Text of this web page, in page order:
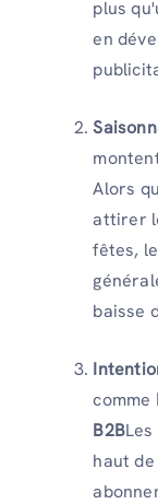
plus
en
Alors
attirer
fêtes,
baisse
comme
B2B
haut